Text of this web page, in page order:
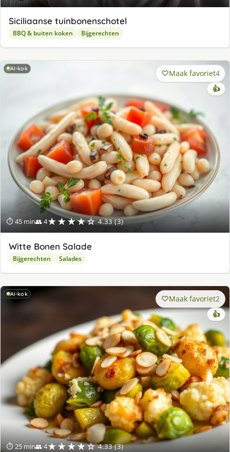
Siciliaanse tuinbonenschotel
BBQ & buiten koken Bijgerechten
AI-kok
⏱ 45 min👥 4★★★★☆ 4.33 (3)
Maak favoriet4
👍
Witte Bonen Salade
Bijgerechten Salades
AI-kok
⏱ 25 min👥 4★★★★☆ 4.33 (3)
Maak favoriet2
👍